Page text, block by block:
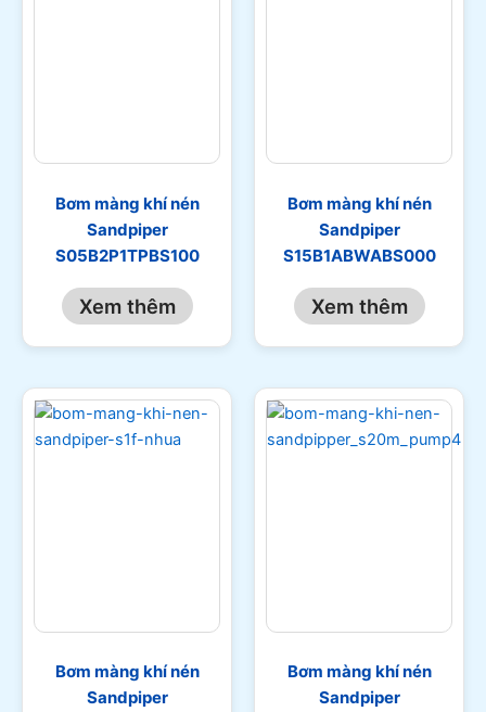
Bơm màng khí nén
Sandpiper
S05B2P1TPBS100
Xem thêm
Bơm màng khí nén
Sandpiper
S15B1ABWABS000
Xem thêm
Bơm màng khí nén
Sandpiper
Bơm màng khí nén
Sandpiper